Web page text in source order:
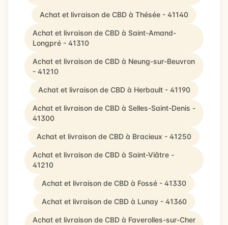
Achat et livraison de CBD à Thésée - 41140
Achat et livraison de CBD à Saint-Amand-
Longpré - 41310
Achat et livraison de CBD à Neung-sur-Beuvron
- 41210
Achat et livraison de CBD à Herbault - 41190
Achat et livraison de CBD à Selles-Saint-Denis -
41300
Achat et livraison de CBD à Bracieux - 41250
Achat et livraison de CBD à Saint-Viâtre -
41210
Achat et livraison de CBD à Fossé - 41330
Achat et livraison de CBD à Lunay - 41360
Achat et livraison de CBD à Faverolles-sur-Cher